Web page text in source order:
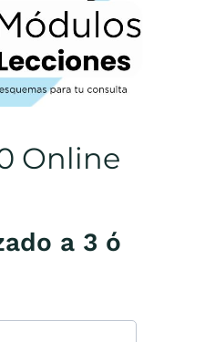
Online
a 3 ó